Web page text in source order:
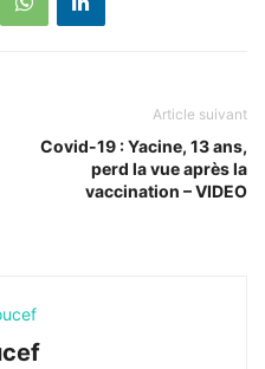
Article suivant
Covid-19 : Yacine, 13 ans,
perd la vue après la
vaccination – VIDEO